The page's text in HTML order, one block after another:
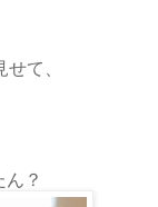
て、
？